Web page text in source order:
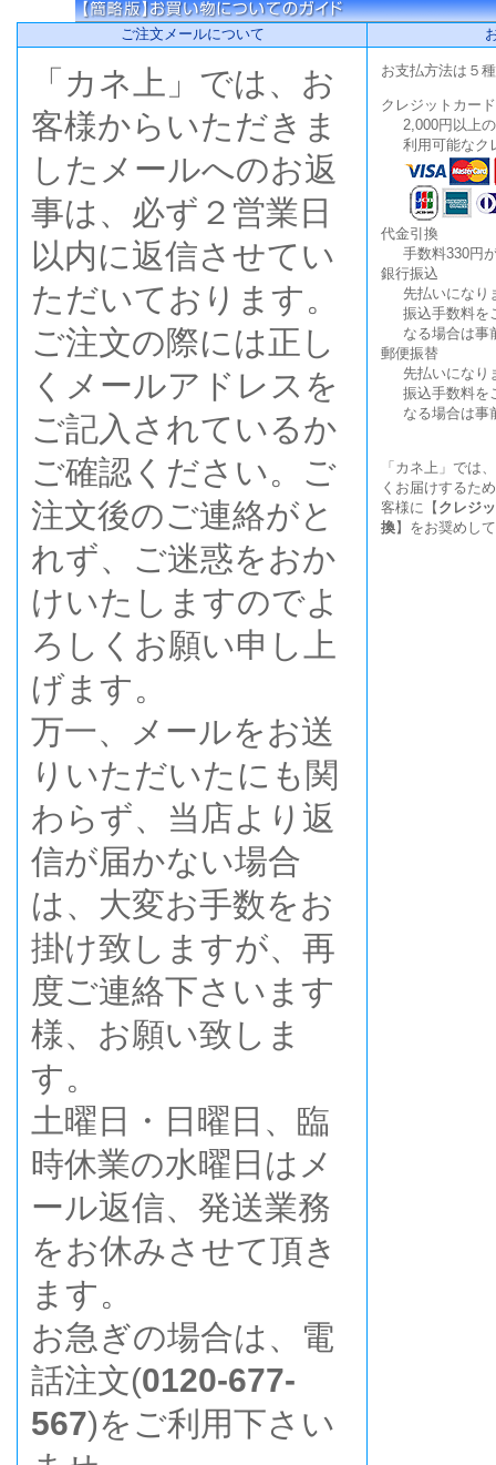
ご注文メールについて
「カネ上」では、お
客様からいただきま
したメールへのお返
事は、必ず２営業日
以内に返信させてい
ただいております。
ご注文の際には正し
くメールアドレスを
ご記入されているか
ご確認ください。ご
注文後のご連絡がと
れず、ご迷惑をおか
けいたしますのでよ
ろしくお願い申し上
げます。
万一、メールをお送
りいただいたにも関
わらず、当店より返
信が届かない場合
は、大変お手数をお
掛け致しますが、再
度ご連絡下さいます
様、お願い致しま
す。
土曜日・日曜日、臨
時休業の水曜日はメ
ール返信、発送業務
をお休みさせて頂き
ます。
お急ぎの場合は、電
話注文(0120-677-
567)をご利用下さい
お支払方法は５
クレジットカー
2,000円以上
利用可能なク
代金引換
手数料330円
銀行振込
先払いになり
振込手数料を
なる場合は事
郵便振替
先払いになり
振込手数料を
なる場合は事
「カネ上」では
くお届けするた
客様に【 クレジ
換】をお奨めし